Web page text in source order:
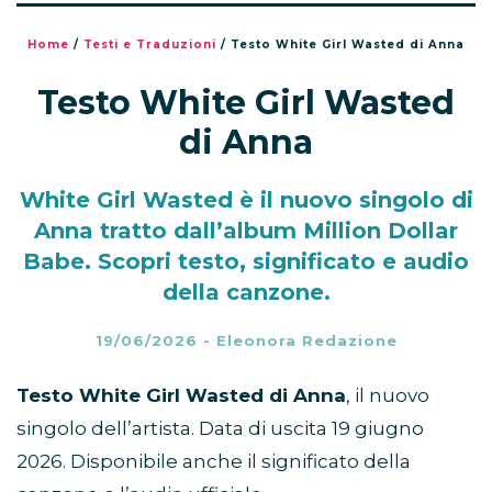
Home / Testi e Traduzioni / Testo White Girl Wasted di Anna
Testo White Girl Wasted
di Anna
White Girl Wasted è il nuovo singolo di
Anna tratto dall’album Million Dollar
Babe. Scopri testo, significato e audio
della canzone.
19/06/2026 - Eleonora Redazione
Testo White Girl Wasted di Anna, il nuovo
singolo dell’artista. Data di uscita 19 giugno
2026. Disponibile anche il significato della